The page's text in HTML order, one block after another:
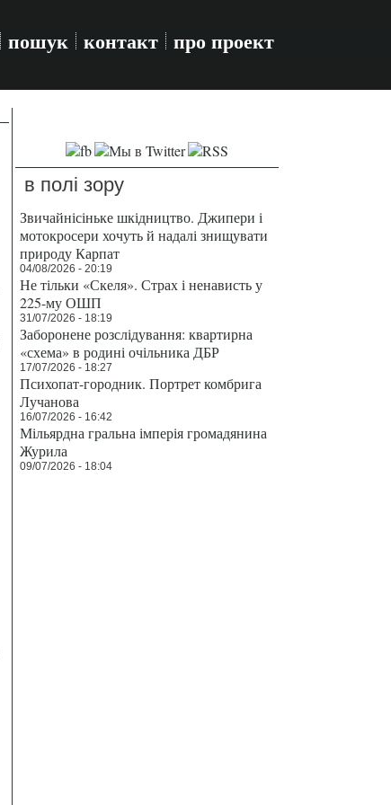
пошук контакт про проект
в полі зору
Звичайнісіньке шкідництво. Джипери і
мотокросери хочуть й надалі знищувати
природу Карпат
04/08/2026 - 20:19
Не тільки «Скеля». Страх і ненависть у
225-му ОШП
31/07/2026 - 18:19
Заборонене розслідування: квартирна
«схема» в родині очільника ДБР
17/07/2026 - 18:27
Психопат-городник. Портрет комбрига
Лучанова
16/07/2026 - 16:42
Мільярдна гральна імперія громадянина
Журила
09/07/2026 - 18:04